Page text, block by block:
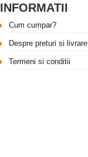
INFORMATII
Cum cumpar?
Despre preturi si livrare
Termeni si conditii